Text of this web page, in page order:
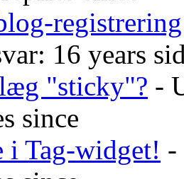
registrering
16 years
"sticky"? -
since
i Tag-widget! -